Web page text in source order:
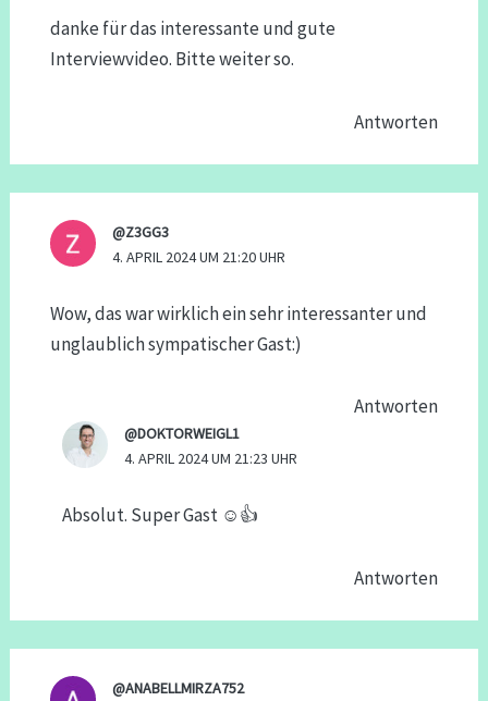
danke für das interessante und gute
Interviewvideo. Bitte weiter so.
Antworten
@Z3GG3
4. APRIL 2024 UM 21:20 UHR
Wow, das war wirklich ein sehr interessanter und
unglaublich sympatischer Gast:)
Antworten
@DOKTORWEIGL1
4. APRIL 2024 UM 21:23 UHR
Absolut. Super Gast ☺️👍
Antworten
@ANABELLMIRZA752